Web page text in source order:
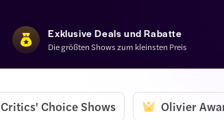
Exklusive Deals und Rabatte
Die größten Shows zum kleinsten Preis
Critics' Choice Shows Olivier